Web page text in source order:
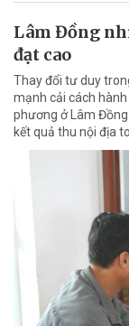
Lâm Đồng
đạt cao
Thay đổi tư duy
mạnh cải cách
phương ở Lâm
kết quả thu nội địa